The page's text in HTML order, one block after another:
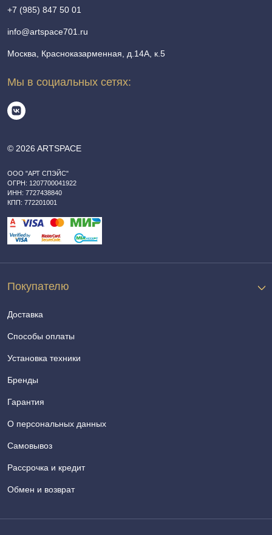
© 2026 ARTSPACE
ООО "АРТ СПЭЙС"
ОГРН: 1207700041922
ИНН: 7727438840
КПП: 772201001
Покупателю
Доставка
Способы оплаты
Установка техники
Бренды
Гарантия
О персональных данных
Самовывоз
Рассрочка и кредит
Обмен и возврат
+7 (985) 847 50 01
info@artspace701.ru
Москва, Красноказарменная, д.14А, к.5
Мы в социальных сетях: